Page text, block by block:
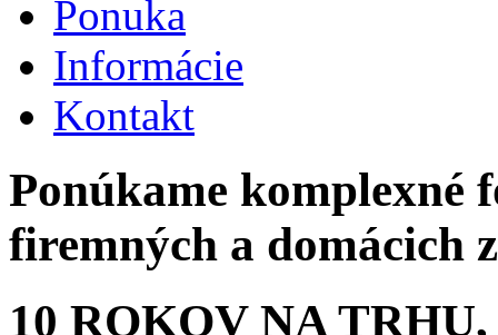
Ponuka
Informácie
Kontakt
Ponúkame komplexné
firemných a domácich
10 ROKOV NA